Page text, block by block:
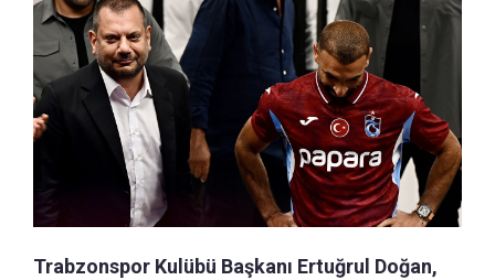
Trabzonspor Kulübü Başkanı Ertuğrul Doğan,